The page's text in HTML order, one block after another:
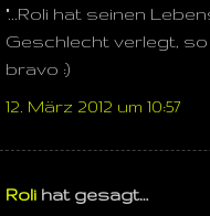
"...Roli hat seinen
Geschlecht verlegt, so
bravo :)
12. März 2012 um 10:57
Roli hat gesagt…